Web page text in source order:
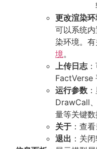
更改渲染
可以系统
染环境。
境。
上传日志
FactVerse
运行参数
DrawCall
量等关键数
关于 ：查
退出 ：关闭